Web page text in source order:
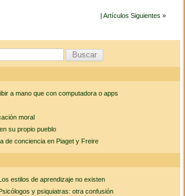
tir
| Artículos Siguientes »
a mano que con computadora o apps
moral
su propio pueblo
de conciencia en Piaget y Freire
Los estilos de aprendizaje no existen
Psicólogos y psiquiatras: otra confusión